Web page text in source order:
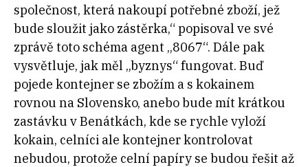
společnost, která nakoupí potřebné zboží, jež
bude sloužit jako zástěrka,“ popisoval ve své
zprávě toto schéma agent „8067“. Dále pak
vysvětluje, jak měl „byznys“ fungovat. Buď
pojede kontejner se zbožím a s kokainem
rovnou na Slovensko, anebo bude mít krátkou
zastávku v Benátkách, kde se rychle vyloží
kokain, celníci ale kontejner kontrolovat
nebudou, protože celní papíry se budou řešit až